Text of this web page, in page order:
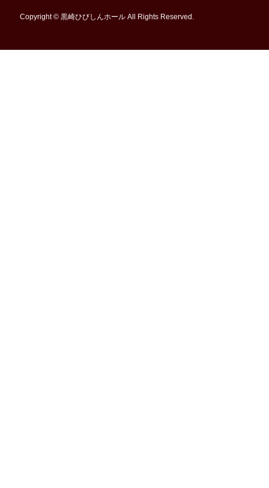
Copyright © 黒崎ひびしんホール All Rights Reserved.